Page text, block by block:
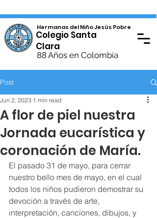
Hermanas del Niño Jesús Pobre
Colegio Santa
Clara
88 Años en Colombia
Post
A flor de piel nuestra
Jornada eucarística y
coronación de María.
Jun 2, 2023 1 min read
El pasado 31 de mayo, para cerrar
nuestro bello mes de mayo, en el cual
todos los niños pudieron demostrar su
devoción a través de arte,
interpretación, canciones, dibujos, y